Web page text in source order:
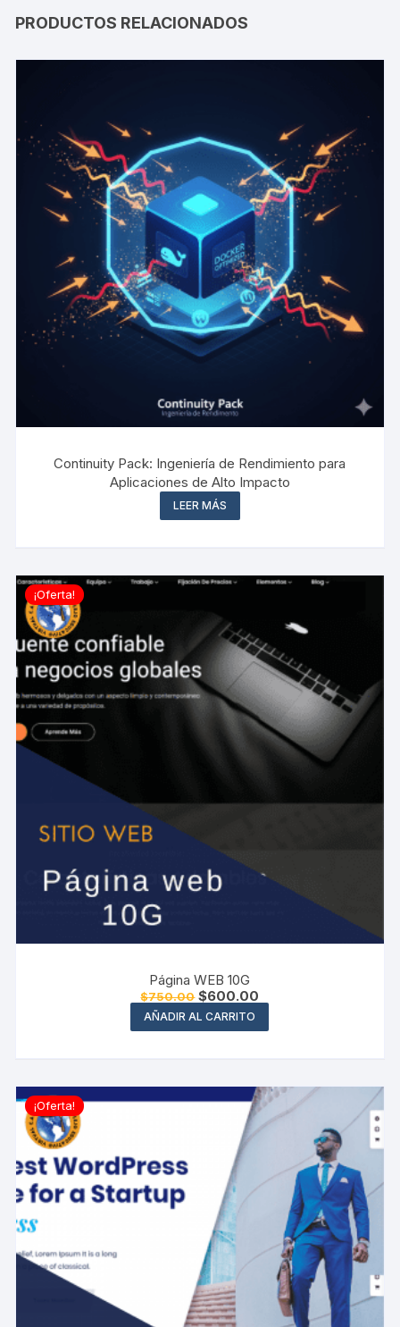
PRODUCTOS RELACIONADOS
Continuity Pack: Ingeniería de Rendimiento para
Aplicaciones de Alto Impacto
LEER MÁS
¡Oferta!
Página WEB 10G
$750.00 El
precio
original
era:
$600.00
precio
es:
AÑADIR AL CARRITO
¡Oferta!